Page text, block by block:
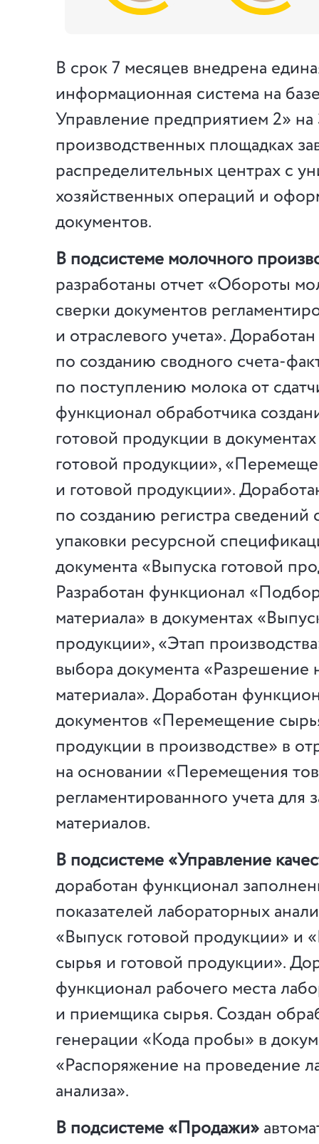
В срок 7 месяцев внедрена
информационная система на
Управление предприятием 2» на
производственных площадках
распределительных центрах с
хозяйственных операций и
документов.
В подсистеме молочного
разработаны отчет «Обороты
сверки документов
и отраслевого учета».
по созданию сводного счета-
по поступлению молока от
функционал обработчика
готовой продукции в
готовой продукции»,
и готовой продукции».
по созданию регистра сведений
упаковки ресурсной
документа «Выпуска готовой
Разработан функционал
материала» в документах
продукции», «Этап
выбора документа «Разрешение
материала». Доработан
документов «Перемещение
продукции в производстве» в
на основании «Перемещения
регламентированного учета для
материалов.
В подсистеме «Управление
доработан функционал
показателей лабораторных
«Выпуск готовой продукции» и
сырья и готовой продукции».
функционал рабочего места
и приемщика сырья. Создан
генерации «Кода пробы» в
«Распоряжение на проведение
анализа».
В подсистеме «Продажи»